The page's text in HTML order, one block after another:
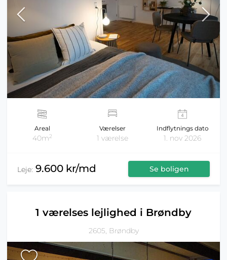
Areal
40m2
Værelser
1 værelse
Indflytnings dato
1. nov 2026
Leje: 9.600 kr/md Se boligen
1 værelses lejlighed i Brøndby
2605, Brøndby